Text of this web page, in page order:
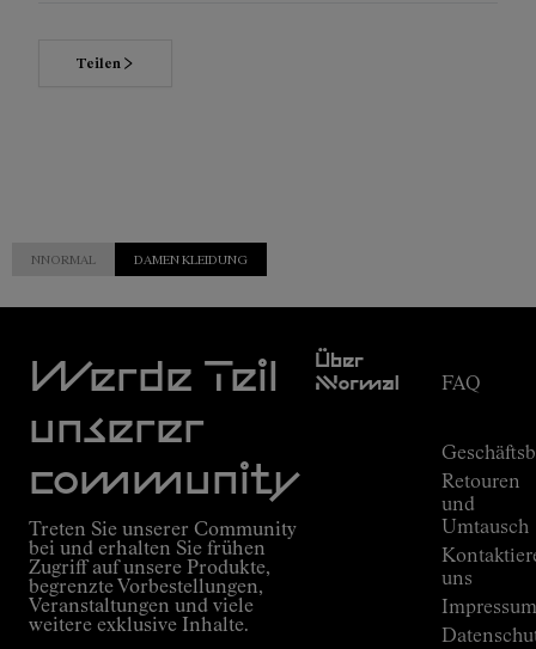
Teilen
NNORMAL DAMEN KLEIDUNG
Werde Teil
unserer
community
Treten Sie unserer Community
bei und erhalten Sie frühen
Zugriff auf unsere Produkte,
begrenzte Vorbestellungen,
Veranstaltungen und viele
weitere exklusive Inhalte.
Über
Nnormal
FAQ
Retouren
und
Umtausch
uns
Impressum